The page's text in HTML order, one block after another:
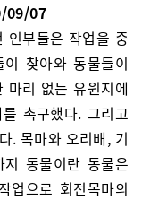
09/07
인부들은 작업을 중
찾아와 동물들이
마리 없는 유원지에
촉구했다. 그리고
. 목마와 오리배, 기
동물이란 동물은
업으로 회전목마의